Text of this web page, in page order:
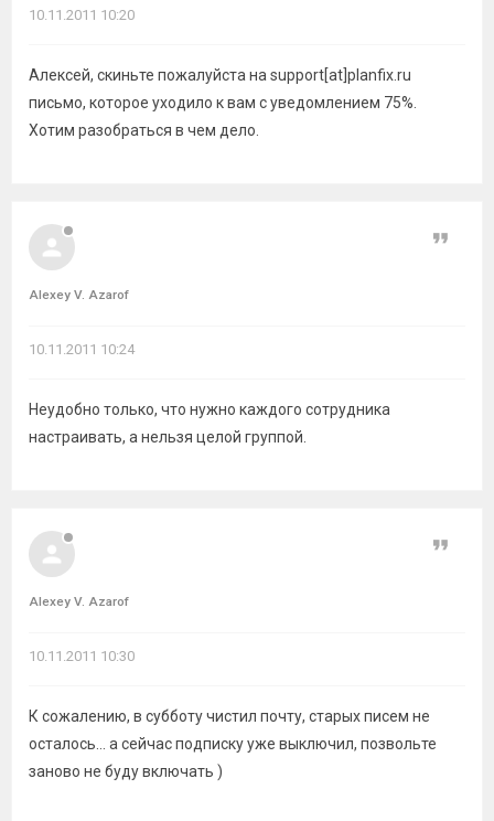
10.11.2011 10:20
Алексей, скиньте пожалуйста на support[at]planfix.ru
письмо, которое уходило к вам с уведомлением 75%.
Хотим разобраться в чем дело.
Alexey V. Azarof
Цитата
10.11.2011 10:24
Неудобно только, что нужно каждого сотрудника
настраивать, а нельзя целой группой.
Alexey V. Azarof
Цитата
10.11.2011 10:30
К сожалению, в субботу чистил почту, старых писем не
осталось... а сейчас подписку уже выключил, позвольте
заново не буду включать )